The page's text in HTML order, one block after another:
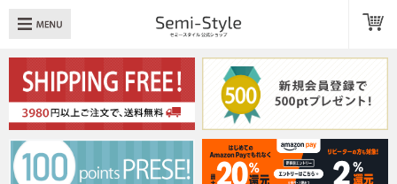
：透明扉 引き出し LED
へ戻る